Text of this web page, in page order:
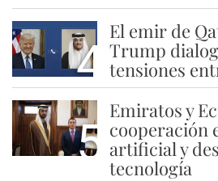
4
El emir de
Trump
tensiones
5
Emiratos y
cooperación
artificial y
tecnología